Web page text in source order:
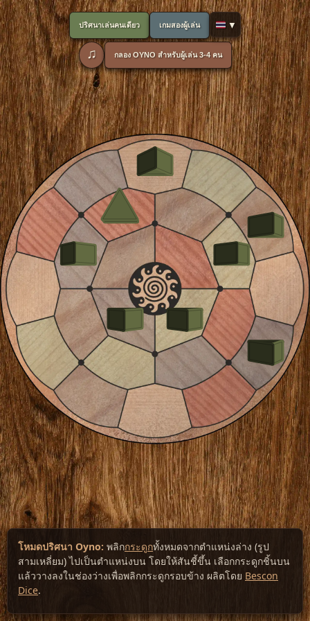
ปริศนาเล่นคนเดียว เกมสองผู้เล่น 🇹🇭
♫ กลอง OYNO สำหรับผู้เล่น 3-4 คน
โหมดปริศนา Oyno: พลิกกระดูกทั้งหมดจากตำแหน่งล่าง (รูป
สามเหลี่ยม) ไปเป็นตำแหน่งบน โดยให้สันชี้ขึ้น เลือกกระดูกชิ้นบน
แล้ววางลงในช่องว่างเพื่อพลิกกระดูกรอบข้าง ผลิตโดย Bescon
Dice.